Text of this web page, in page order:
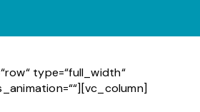
type=“full_width“